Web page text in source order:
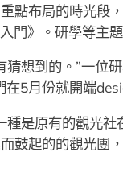
點布局的時光段
門》。研學等主題
猜想到的。”一位
在5月份就開端
種是原有的觀光
鼓起的的觀光團